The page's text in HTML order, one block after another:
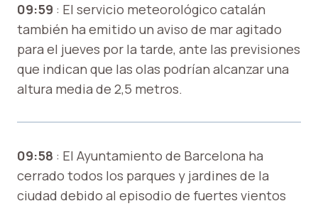
09:59 : El servicio meteorológico catalán
también ha emitido un aviso de mar agitado
para el jueves por la tarde, ante las previsiones
que indican que las olas podrían alcanzar una
altura media de 2,5 metros.
09:58 : El Ayuntamiento de Barcelona ha
cerrado todos los parques y jardines de la
ciudad debido al episodio de fuertes vientos